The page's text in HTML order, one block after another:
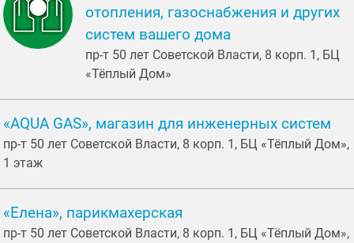
отопления, газоснабжения и других
систем вашего дома
пр-т 50 лет Советской Власти, 8 корп. 1, БЦ
«Тёплый Дом»
«AQUA GAS», магазин для инженерных систем
пр-т 50 лет Советской Власти, 8 корп. 1, БЦ «Тёплый Дом»,
1 этаж
«Елена», парикмахерская
пр-т 50 лет Советской Власти, 8 корп. 1, БЦ «Тёплый Дом»,